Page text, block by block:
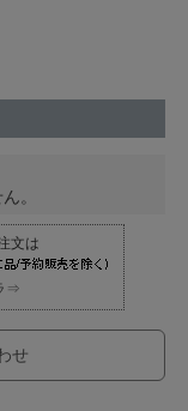
。
⇒
せ